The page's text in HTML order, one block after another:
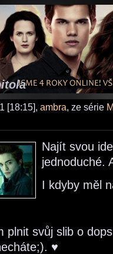
[18:15], ambra, ze série
Najít svou
jednoduché.
I kdyby měl
plnit svůj slib o
♥